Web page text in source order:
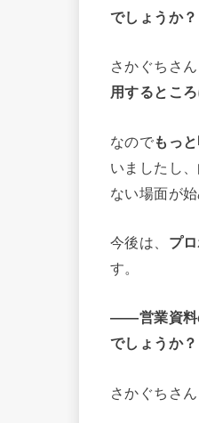
でしょうか？
さかぐちさ
用するとこ
なのでもっ
いましたし
ない場面が
今後は、 プ
す。
――営業資
でしょうか？
さかぐちさ